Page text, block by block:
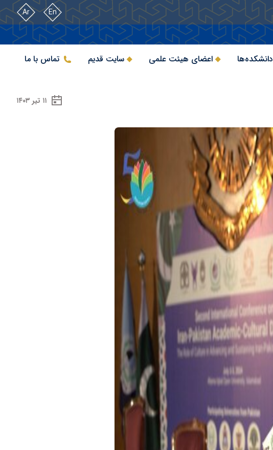
En
Ar
دانشکده‌ها اعضای هیئت علمی سایت قدیم تماس با ما
۱۱ تیر ۱۴۰۳